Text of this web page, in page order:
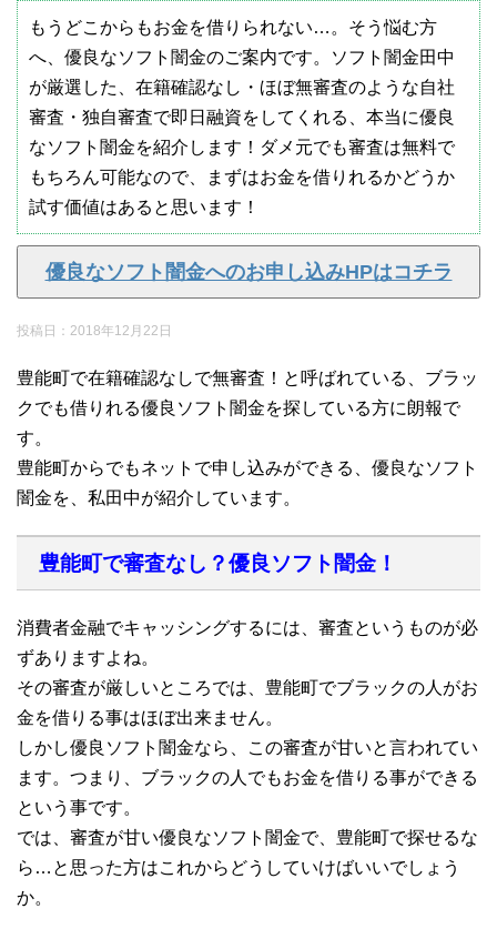
もうどこからもお金を借りられない…。そう悩む方
へ、優良なソフト闇金のご案内です。ソフト闇金田中
が厳選した、在籍確認なし・ほぼ無審査のような自社
審査・独自審査で即日融資をしてくれる、本当に優良
なソフト闇金を紹介します！ダメ元でも審査は無料で
もちろん可能なので、まずはお金を借りれるかどうか
試す価値はあると思います！
優良なソフト闇金へのお申し込みHPはコチラ
投稿日： 2018年12月22日
豊能町で在籍確認なしで無審査！と呼ばれている、ブラッ
クでも借りれる優良ソフト闇金を探している方に朗報で
す。
豊能町からでもネットで申し込みができる、優良なソフト
闇金を、私田中が紹介しています。
豊能町で審査なし？優良ソフト闇金！
消費者金融でキャッシングするには、審査というものが必
ずありますよね。
その審査が厳しいところでは、豊能町でブラックの人がお
金を借りる事はほぼ出来ません。
しかし優良ソフト闇金なら、この審査が甘いと言われてい
ます。つまり、ブラックの人でもお金を借りる事ができる
という事です。
では、審査が甘い優良なソフト闇金で、豊能町で探せるな
ら…と思った方はこれからどうしていけばいいでしょう
か。